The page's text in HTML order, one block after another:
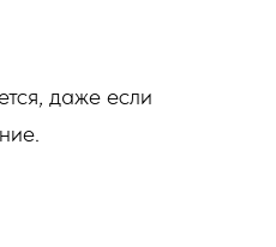
даже если